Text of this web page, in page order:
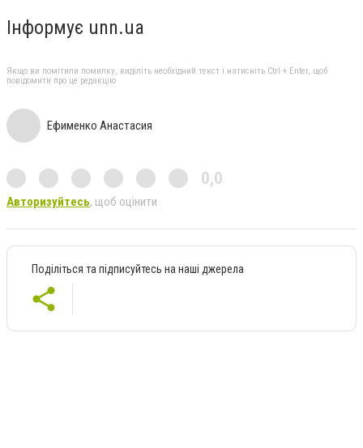
Інформує unn.ua
Якщо ви помітили помилку, виділіть необхідний текст і натисніть Ctrl + Enter, щоб
повідомити про це редакцію
Ефименко Анастасия
0,0
Авторизуйтесь, щоб оцінити
Поділіться та підписуйтесь на наші джерела